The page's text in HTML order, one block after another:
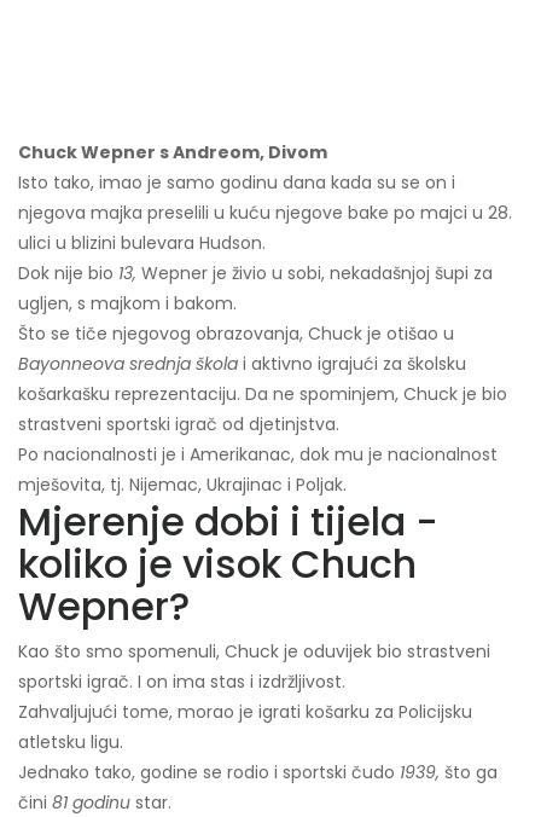
Chuck Wepner s Andreom, Divom
Isto tako, imao je samo godinu dana kada su se on i
njegova majka preselili u kuću njegove bake po majci u 28.
ulici u blizini bulevara Hudson.
Dok nije bio 13, Wepner je živio u sobi, nekadašnjoj šupi za
ugljen, s majkom i bakom.
Što se tiče njegovog obrazovanja, Chuck je otišao u
Bayonneova srednja škola i aktivno igrajući za školsku
košarkašku reprezentaciju. Da ne spominjem, Chuck je bio
strastveni sportski igrač od djetinjstva.
Po nacionalnosti je i Amerikanac, dok mu je nacionalnost
mješovita, tj. Nijemac, Ukrajinac i Poljak.
Mjerenje dobi i tijela -
koliko je visok Chuch
Wepner?
Kao što smo spomenuli, Chuck je oduvijek bio strastveni
sportski igrač. I on ima stas i izdržljivost.
Zahvaljujući tome, morao je igrati košarku za Policijsku
atletsku ligu.
Jednako tako, godine se rodio i sportski čudo 1939, što ga
čini 81 godinu star.